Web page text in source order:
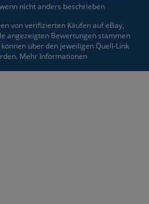
nicht anders beschrieben
von verifizierten Käufen auf eBay,
angezeigten Bewertungen stammen
über den jeweiligen Quell-Link
Mehr Informationen